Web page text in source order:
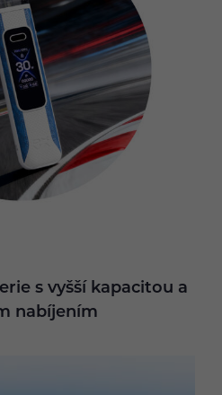
s vyšší kapacitou a
nabíjením